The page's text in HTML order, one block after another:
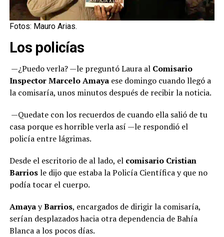
Fotos: Mauro Arias.
Los policías
—¿Puedo verla? —le preguntó Laura al Comisario
Inspector Marcelo Amayaese domingo cuando llegó a
la comisaría, unos minutos después de recibir la noticia.
—Quedate con los recuerdos de cuando ella salió de tu
casa porque es horrible verla así —le respondió el
policía entre lágrimas.
Desde el escritorio de al lado, el comisario Cristian
Barriosle dijo que estaba la Policía Científica y que no
podía tocar el cuerpo.
AmayayBarrios, encargados de dirigir la comisaría,
serían desplazados hacia otra dependencia de Bahía
Blanca a los pocos días.